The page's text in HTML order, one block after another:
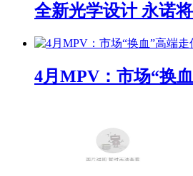
全新光学设计 永诺
4月MPV：市场“换